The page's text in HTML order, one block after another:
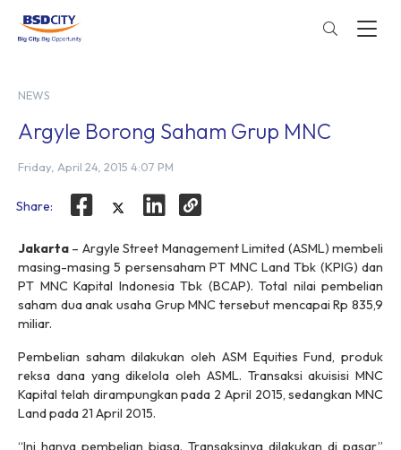
NEWS
Argyle Borong Saham Grup MNC
Friday, April 24, 2015 4:07 PM
Share:
Jakarta – Argyle Street Management Limited (ASML) membeli
masing-masing 5 persensaham PT MNC Land Tbk (KPIG) dan
PT MNC Kapital Indonesia Tbk (BCAP). Total nilai pembelian
saham dua anak usaha Grup MNC tersebut mencapai Rp 835,9
miliar.
Pembelian saham dilakukan oleh ASM Equities Fund, produk
reksa dana yang dikelola oleh ASML. Transaksi akuisisi MNC
Kapital telah dirampungkan pada 2 April 2015, sedangkan MNC
Land pada 21 April 2015.
“Ini hanya pembelian biasa. Transaksinya dilakukan di pasar,”